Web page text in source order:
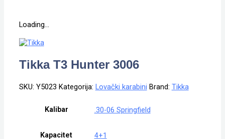
Loading...
Tikka T3 Hunter 3006
SKU: Y5023 Kategorija: Lovački karabini Brand: Tikka
Kalibar .30-06 Springfield
Kapacitet 4+1